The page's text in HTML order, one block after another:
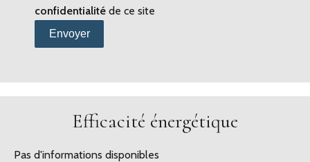
confidentialité de ce site
Envoyer
Efficacité énergétique
Pas d'informations disponibles